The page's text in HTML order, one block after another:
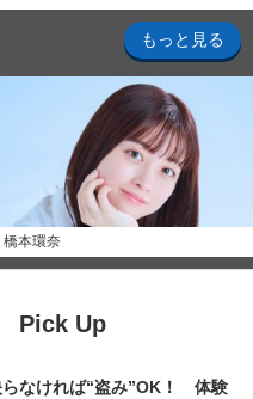
もっと見る
橋本環奈
Pick Up
らなければ“盗み”OK！ 体験